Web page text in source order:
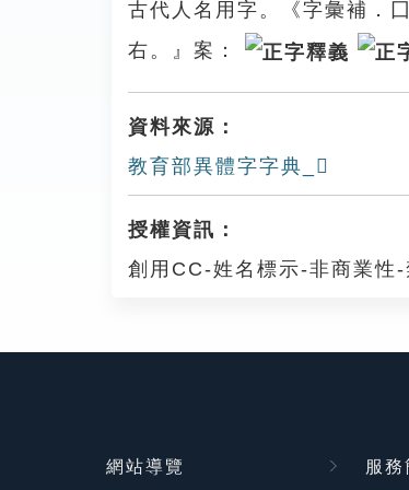
古代人名用字。《字彙補．
右。』案：
資料來源：
教育部異體字字典_𡇷
授權資訊：
創用CC-姓名標示-非商業性
網站導覽 服務